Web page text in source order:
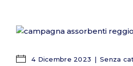
4 Dicembre 2023 Senza